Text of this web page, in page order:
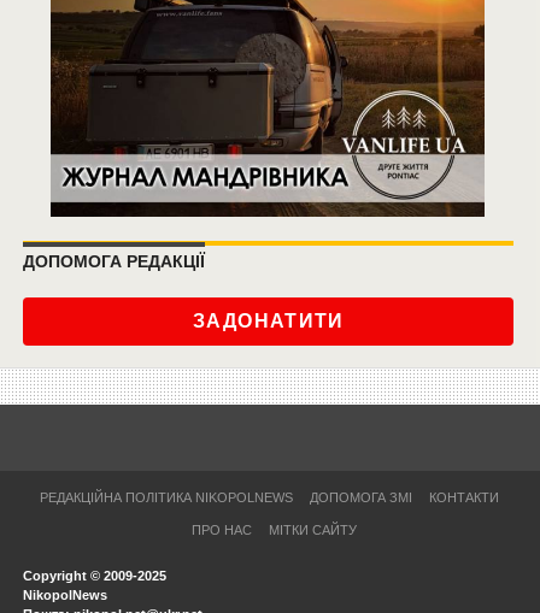
ДОПОМОГА РЕДАКЦІЇ
ЗАДОНАТИТИ
РЕДАКЦІЙНА ПОЛІТИКА NIKOPOLNEWS ДОПОМОГА ЗМІ КОНТАКТИ
ПРО НАС МІТКИ САЙТУ
Copyright © 2009-2025
NikopolNews